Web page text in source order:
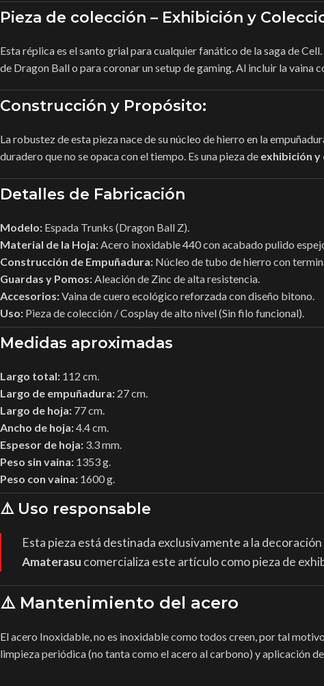
Pieza de colección – Exhibición y
Esta réplica es el santo grial para cualquier fanático de la saga de
de Dragon Ball o para coronar un setup de gaming. Al incluir la
Construcción y Propósito:
La robustez de esta pieza nace de su núcleo de hierro en la
duradero que no se opaca con el tiempo. Es una pieza de exhibición y
Detalles de Fabricación
Modelo: Espada Trunks (Dragon Ball Z).
Material de la Hoja:Acero inoxidable 440 con acabado pulido
Construcción de Empuñadura: Núcleo de tubo de hierro con
Guardas y Pomos:Aleación de Zinc de alta resistencia.
Accesorios:Vaina de cuero ecológico reforzada con diseño bitono.
Uso: Pieza de colección / Cosplay de alto nivel (Sin filo funcional).
Medidas aproximadas
Largo total: 112 cm.
Largo de empuñadura: 27 cm.
Largo de hoja: 77 cm.
Ancho de hoja:4.4 cm.
Espesor de hoja: 3.3 mm.
Peso sin vaina: 1353 g.
Peso con vaina: 1600 g.
⚠️ Uso responsable
Esta pieza está destinada exclusivamente a la
Amaterasu comercializa este artículo como pieza de
⚠️ Mantenimiento del acero
El acero Inoxidable, no es inoxidable como todos creen, por tal
limpieza periódica (no tanta como el acero al carbono) y aplicación